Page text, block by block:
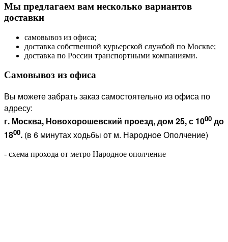
Мы предлагаем вам несколько вариантов
доставки
самовывоз из офиса;
доставка собственной курьерской службой по Москве;
доставка по России транспортными компаниями.
Самовывоз из офиса
Вы можете забрать заказ самостоятельно из офиса по
адресу:
г. Москва, Новохорошевский проезд, дом 25, с 1000 до
1800. (в 6 минутах ходьбы от м. Народное Ополчение)
- схема прохода от метро Народное ополчение